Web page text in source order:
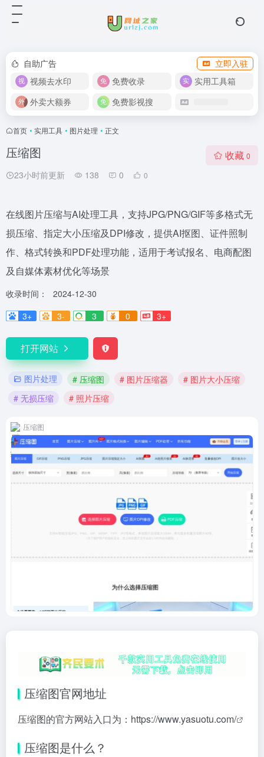
自助广告
立即入驻
视频去水印
免费收录
实用工具箱
外卖大额券
免费影视搜
首页 • 实用工具 • 图片处理 • 正文
压缩图
23小时前更新 138 0 0
收藏 0
在线图片压缩与AI处理工具，支持JPG/PNG/GIF等多格式无
损压缩、指定大小压缩及DPI修改，提供AI抠图、证件照制
作、格式转换和PDF处理功能，适用于考试报名、电商配图
及自媒体素材优化等场景
收录时间：
2024-12-30
3+
3- 3 0 3+
打开网站
图片处理 # 压缩图 # 图片压缩器
# 图片大小压缩
# 无损压缩
# 照片压缩
压缩图
压缩图官网地址
压缩图的官方网站入口为： https://www.yasuotu.com/
压缩图是什么？